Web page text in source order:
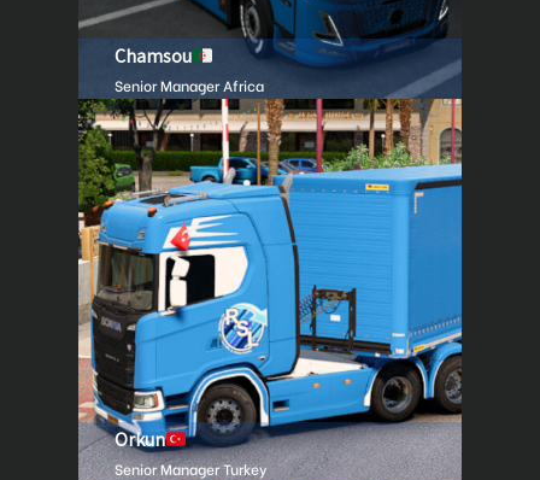
Chamsou
Senior Manager Africa
Orkun
Senior Manager Turkey